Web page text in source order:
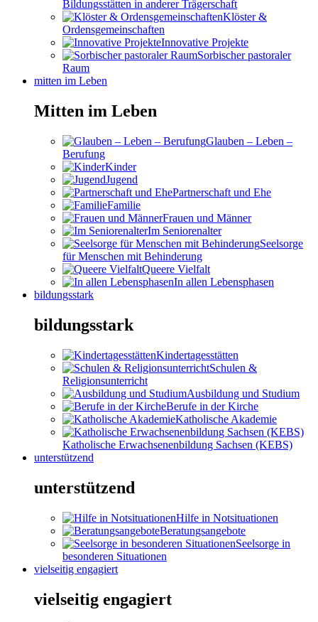
Bildungsstätten in anderer Trägerschaft
Klöster &
Ordensgemeinschaften
Innovative Projekte
Sorbischer pastoraler
Raum
mitten im Leben
Mitten im Leben
Glauben – Leben –
Berufung
Kinder
Jugend
Partnerschaft und Ehe
Familie
Frauen und Männer
Im Seniorenalter
Seelsorge
für Menschen mit Behinderung
Queere Vielfalt
In allen Lebensphasen
bildungsstark
bildungsstark
Kindertagesstätten
Schulen &
Religionsunterricht
Ausbildung und Studium
Berufe in der Kirche
Katholische Akademie
Katholische Erwachsenenbildung Sachsen (KEBS)
unterstützend
unterstützend
Hilfe in Notsituationen
Beratungsangebote
Seelsorge in
besonderen Situationen
vielseitig engagiert
vielseitig engagiert